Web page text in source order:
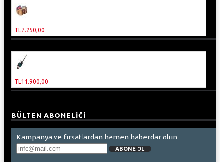
TL7.250,00
TL11.900,00
BÜLTEN ABONELIĞI
Kampanya ve fırsatlardan hemen haberdar olun.
ABONE OL